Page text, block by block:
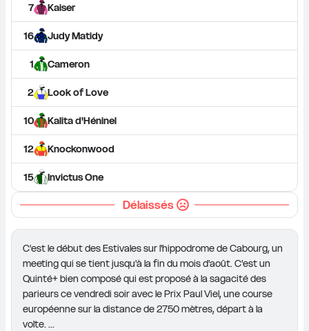
7 Kaiser
16 Judy Matidy
1 Cameron
2 Look of Love
10 Kalita d'Héninel
12 Knockonwood
15 Invictus One
Délaissés
C'est le début des Estivales sur l'hippodrome de Cabourg, un
meeting qui se tient jusqu'à la fin du mois d'août. C'est un
Quinté+ bien composé qui est proposé à la sagacité des
parieurs ce vendredi soir avec le Prix Paul Viel, une course
européenne sur la distance de 2750 mètres, départ à la
volte. ...